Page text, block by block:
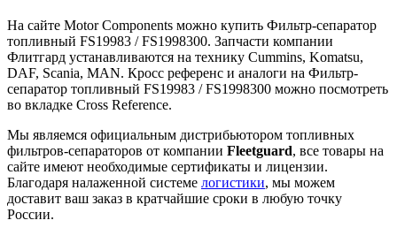
На сайте Motor Components можно купить Фильтр-сепаратор
топливный FS19983 / FS1998300. Запчасти компании
Флитгард устанавливаются на технику Cummins, Komatsu,
DAF, Scania, MAN. Кросс референс и аналоги на Фильтр-
сепаратор топливный FS19983 / FS1998300 можно посмотреть
во вкладке Cross Reference.
Мы являемся официальным дистрибьютором топливных
фильтров-сепараторов от компании Fleetguard, все товары на
сайте имеют необходимые сертификаты и лицензии.
Благодаря налаженной системе логистики, мы можем
доставит ваш заказ в кратчайшие сроки в любую точку
России.